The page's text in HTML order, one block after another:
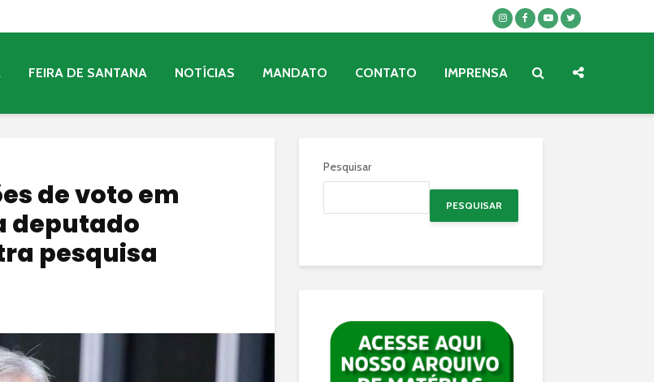
FEIRA DE SANTANA NOTÍCIAS MANDATO CONTATO IMPRENSA
de voto em
deputado
pesquisa
Pesquisar
PESQUISAR